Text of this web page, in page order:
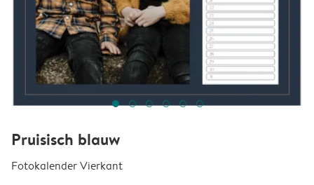
Pruisisch blauw
Fotokalender Vierkant